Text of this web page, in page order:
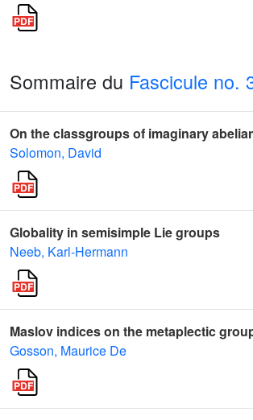
Sommaire du Fascicule no.
On the classgroups of imaginary
Solomon, David
Globality in semisimple Lie groups
Neeb, Karl-Hermann
Maslov indices on the metaplectic
Gosson, Maurice De